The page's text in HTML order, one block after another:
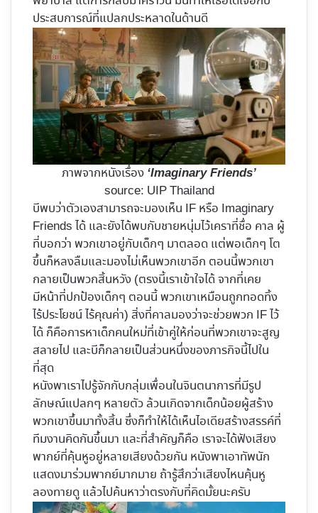
ประสบการณ์ที่แปลกประหลาดในด้านดี
ภาพจากหนังเรื่อง ‘Imaginary Friends’
source: UIP Thailand
บีพบว่าตัวเองสามารถจะมองเห็น IF หรือ Imaginary
Friends ได้ และยังได้พบกับชายหนุ่มไว้เคราที่ชื่อ คาล ผู้
ที่บอกว่า พวกเขาอยู่กับเด็กๆ มาตลอด แต่พอเด็กๆ โต
ขึ้นก็หลงลืมและมองไม่เห็นพวกเขาอีก ตอนนี้พวกเขา
กลายเป็นพวกสิ้นหวัง (ตรงนี้เราเข้าใจได้ จากที่เคย
มีหน้าที่ปกป้องเด็กๆ ตอนนี้ พวกเขาเหมือนถูกทอดทิ้ง
ไร้ประโยชน์ ไร้คุณค่า) สิ่งที่คาลมองว่าจะช่วยพวก IF ไว้
ได้ ก็คือการหาเด็กคนใหม่ที่เข้าคู่ให้ก่อนที่พวกเขาจะสูญ
สลายไป และบีก็กลายเป็นส่วนหนึ่งของภารกิจนี้ไปใน
ที่สุด
หนังพาเราไปรู้จักกับกลุ่มเพื่อนในจินตนาการที่มีรูป
ลักษณ์แปลกๆ หลายตัว ล้วนเกิดจากเด็กน้อยผู้สร้าง
พวกเขาขึ้นมาทั้งสิ้น ซึ่งก็ทำให้ได้เห็นไอเดียสร้างสรรค์ที่
ทีมงานคิดกันขึ้นมา และที่สำคัญก็คือ เราจะได้ฟังเสียง
พากย์ที่คุ้นหูอยู่หลายเสียงด้วยกัน หนังพาเอาทัพนัก
แสดงมาร่วมพากย์มากมาย ถ้ารู้สึกว่าเสียงไหนคุ้นหู
ลองทายดู แล้วไปค้นหาว่าตรงกับที่คิดมั้ยนะครับ